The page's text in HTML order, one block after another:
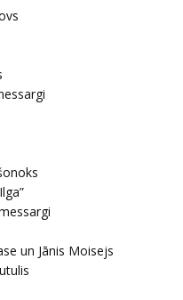
un Jānis Moisejs